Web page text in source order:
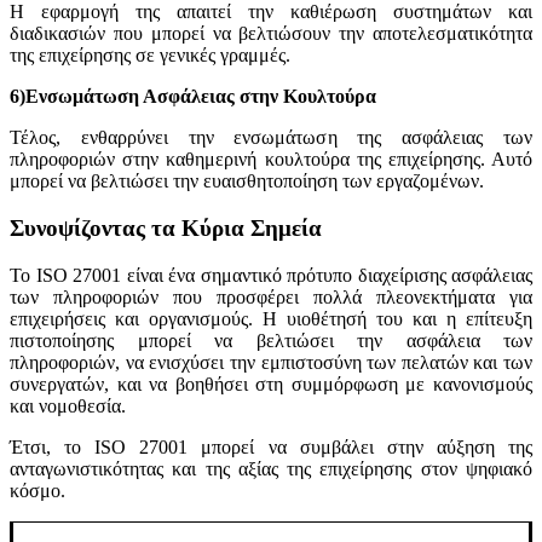
Η εφαρμογή της απαιτεί την καθιέρωση συστημάτων και
διαδικασιών που μπορεί να βελτιώσουν την αποτελεσματικότητα
της επιχείρησης σε γενικές γραμμές.
6)Ενσωμάτωση Ασφάλειας στην Κουλτούρα
Τέλος, ενθαρρύνει την ενσωμάτωση της ασφάλειας των
πληροφοριών στην καθημερινή κουλτούρα της επιχείρησης. Αυτό
μπορεί να βελτιώσει την ευαισθητοποίηση των εργαζομένων.
Συνοψίζοντας τα Κύρια Σημεία
Το ISO 27001 είναι ένα σημαντικό πρότυπο διαχείρισης ασφάλειας
των πληροφοριών που προσφέρει πολλά πλεονεκτήματα για
επιχειρήσεις και οργανισμούς. Η υιοθέτησή του και η επίτευξη
πιστοποίησης μπορεί να βελτιώσει την ασφάλεια των
πληροφοριών, να ενισχύσει την εμπιστοσύνη των πελατών και των
συνεργατών, και να βοηθήσει στη συμμόρφωση με κανονισμούς
και νομοθεσία.
Έτσι, το ISO 27001 μπορεί να συμβάλει στην αύξηση της
ανταγωνιστικότητας και της αξίας της επιχείρησης στον ψηφιακό
κόσμο.